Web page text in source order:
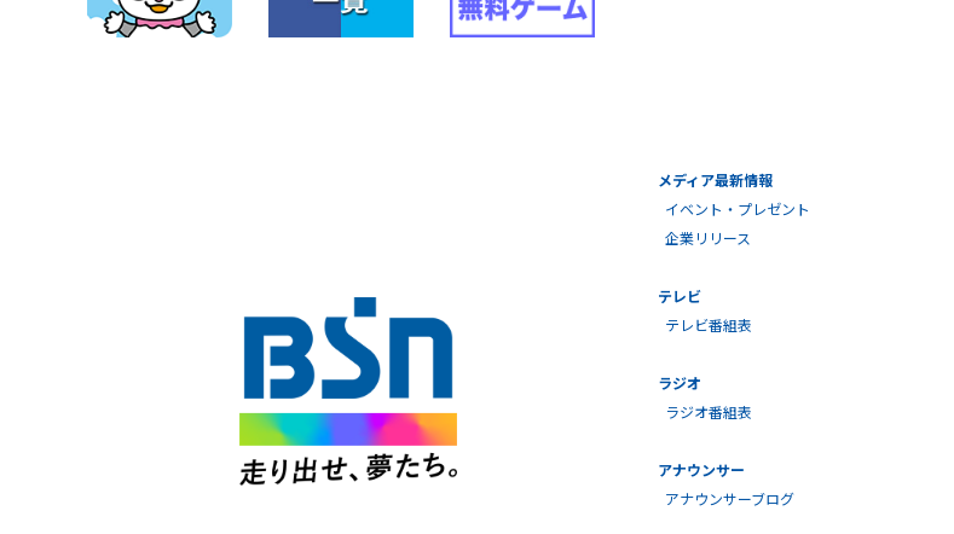
メディア最新情報
イベント・プレゼント
企業リリース
テレビ
テレビ番組表
ラジオ
ラジオ番組表
アナウンサー
アナウンサーブログ